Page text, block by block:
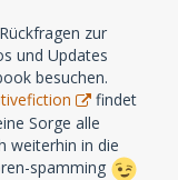
zur
und Updates
besuchen.
findet
Sorge alle
weiterhin in die
spamming